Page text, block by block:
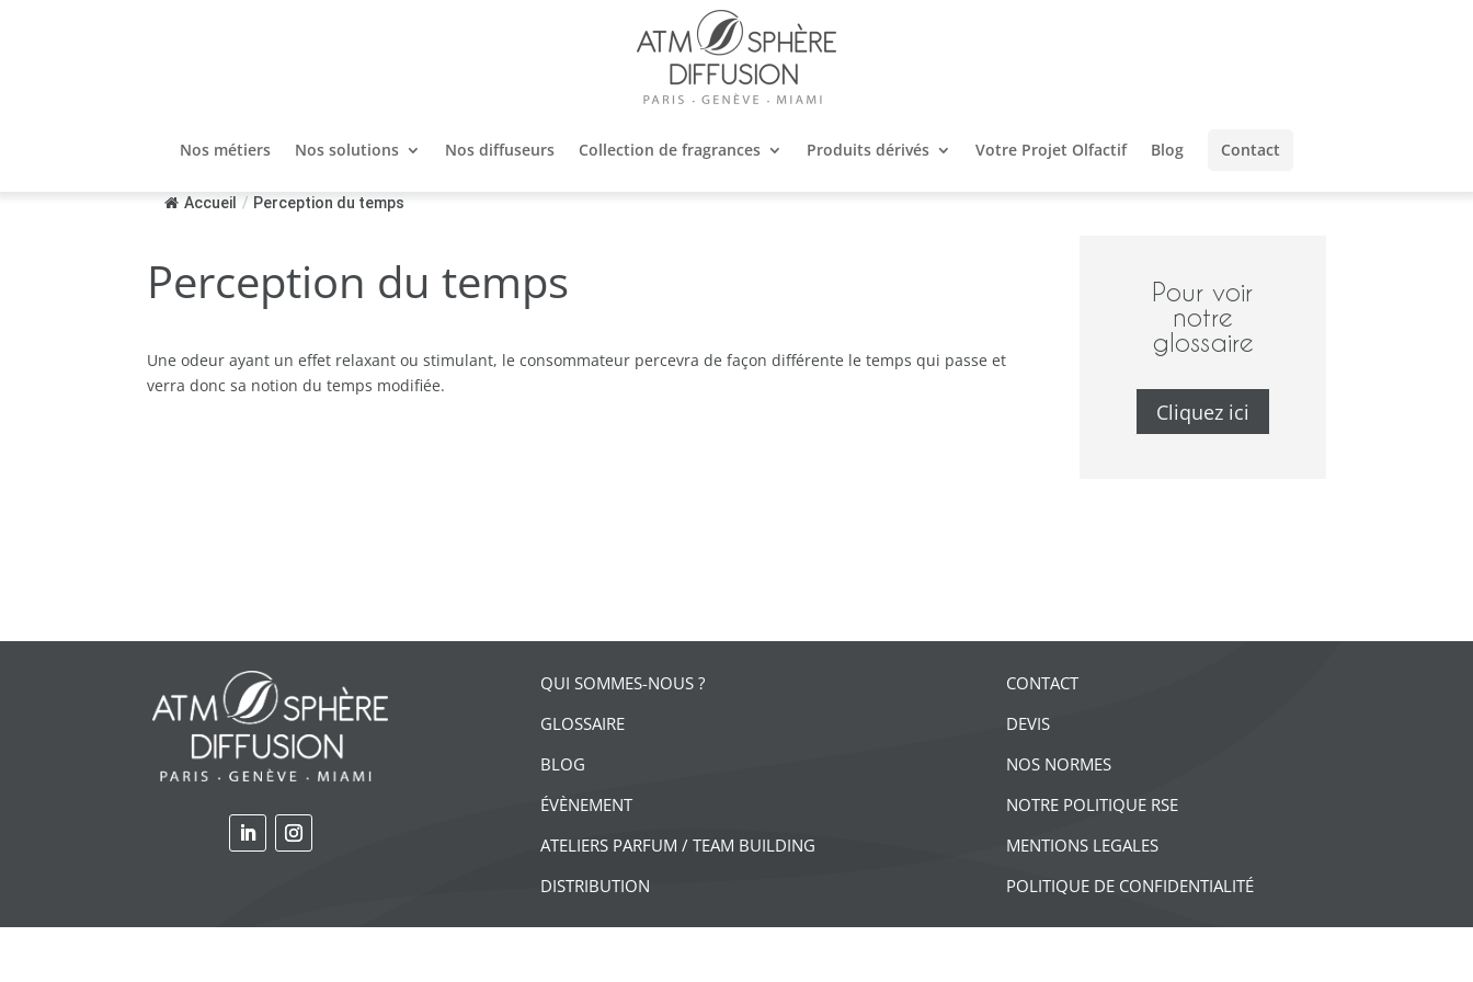
Nos métiers Nos solutions Nos diffuseurs Collection de fragrances Produits dérivés Votre Projet Olfactif Blog Contact
Accueil / Perception du temps
Perception du temps
Une odeur ayant un effet relaxant ou stimulant, le consommateur percevra de façon différente le temps qui passe et
verra donc sa notion du temps modifiée.
Pour voir
notre
glossaire
Cliquez ici
QUI SOMMES-NOUS ?
GLOSSAIRE
BLOG
ÉVÈNEMENT
ATELIERS PARFUM / TEAM BUILDING
DISTRIBUTION
CONTACT
DEVIS
NOS NORMES
NOTRE POLITIQUE RSE
MENTIONS LEGALES
POLITIQUE DE CONFIDENTIALITÉ